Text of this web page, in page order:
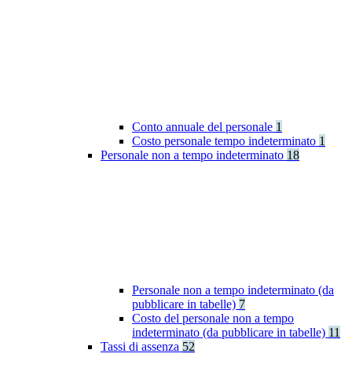
Conto annuale del personale 1
Costo personale tempo indeterminato 1
Personale non a tempo indeterminato 18
Personale non a tempo indeterminato (da
pubblicare in tabelle) 7
Costo del personale non a tempo
indeterminato (da pubblicare in tabelle) 11
Tassi di assenza 52